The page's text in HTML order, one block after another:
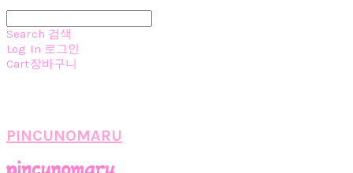
Search 검색
Log In 로그인
Cart장바구니
PINCUNOMARU